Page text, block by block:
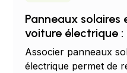
Panneaux
voiture électrique
Associer panneaux
électrique permet de